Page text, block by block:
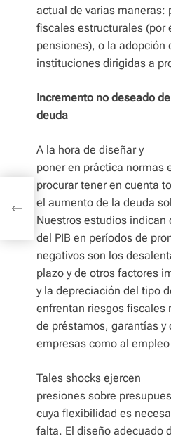
actual de varias
fiscales estructurales (por
pensiones), o la adopción
instituciones dirigidas a
Incremento no deseado
deuda
A la hora de diseñar y
poner en práctica normas
procurar tener en cuenta
el aumento de la deuda
Nuestros estudios indican
del PIB en períodos de
negativos son los
plazo y de otros factores
y la depreciación del tipo
enfrentan riesgos fiscales
de préstamos, garantías
empresas como al
Tales shocks ejercen
presiones sobre
cuya flexibilidad es
falta. El diseño adecuado